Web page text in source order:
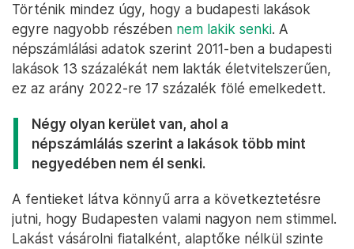
Történik mindez úgy, hogy a budapesti lakások
egyre nagyobb részében nem lakik senki. A
népszámlálási adatok szerint 2011-ben a budapesti
lakások 13 százalékát nem lakták életvitelszerűen,
ez az arány 2022-re 17 százalék fölé emelkedett.
Négy olyan kerület van, ahol a
népszámlálás szerint a lakások több mint
negyedében nem él senki.
A fentieket látva könnyű arra a következtetésre
jutni, hogy Budapesten valami nagyon nem stimmel.
Lakást vásárolni fiatalként, alaptőke nélkül szinte